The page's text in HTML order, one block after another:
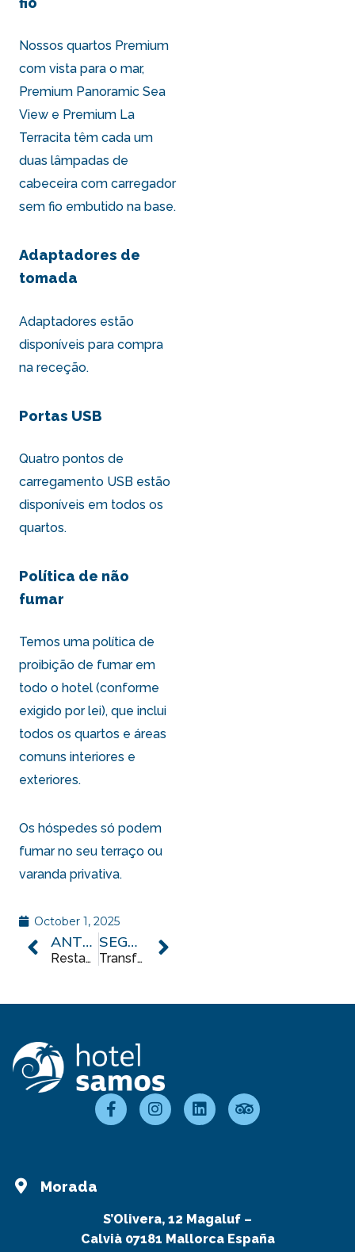
Nossos quartos Premium
com vista para o mar,
Premium Panoramic Sea
View e Premium La
Terracita têm cada um
duas lâmpadas de
cabeceira com carregador
sem fio embutido na base.
Adaptadores de
tomada
Adaptadores estão
disponíveis para compra
na receção.
Portas USB
Quatro pontos de
carregamento USB estão
disponíveis em todos os
quartos.
Política de não
fumar
Temos uma política de
proibição de fumar em
todo o hotel (conforme
exigido por lei), que inclui
todos os quartos e áreas
comuns interiores e
exteriores.
Os hóspedes só podem
fumar no seu terraço ou
varanda privativa.
October 1, 2025
ANTERIOR
Restaurante e bares
SEGUINTE
Transfers, transporte e estacionamento
Morada
S’Olivera, 12 Magaluf –
Calvià 07181 Mallorca España